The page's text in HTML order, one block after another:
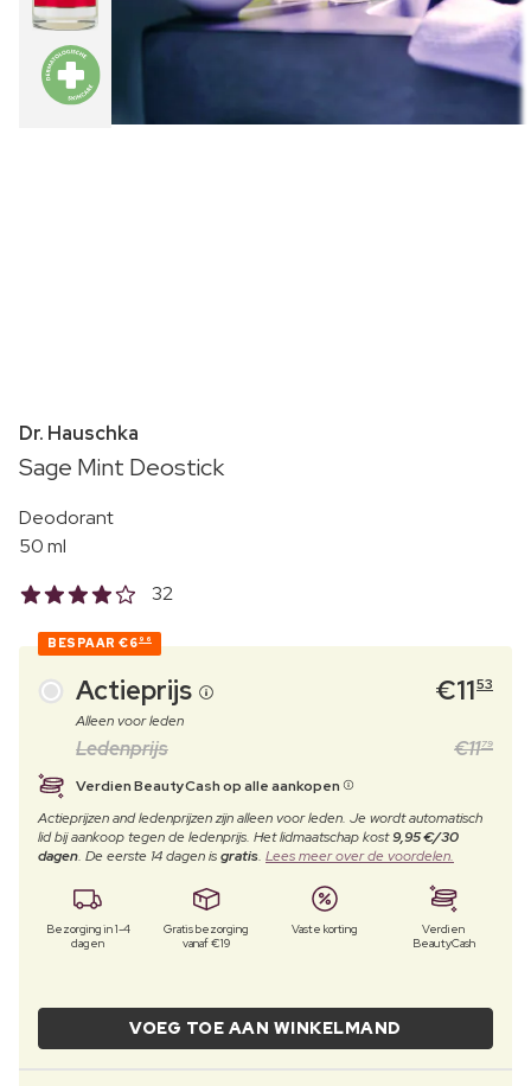
Dr. Hauschka
Sage Mint Deostick
Deodorant
50 ml
32
BESPAAR €6 96
Actieprijs €1153
Alleen voor leden
Ledenprijs €11 79
Verdien BeautyCash op alle aankopen
Actieprijzen and ledenprijzen zijn alleen voor leden. Je wordt automatisch
lid bij aankoop tegen de ledenprijs. Het lidmaatschap kost9,95 €/30
dagen. De eerste 14 dagen isgratis. Lees meer over de voordelen.
Bezorging in 1-4
dagen
Gratis bezorging
vanaf €19
Vaste korting
Verdien
BeautyCash
VOEG TOE AAN WINKELMAND